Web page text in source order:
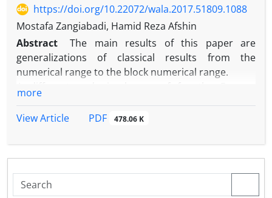
https://doi.org/10.22072/wala.2017.51809.1088
Mostafa Zangiabadi, Hamid Reza Afshin
Abstract
The main results of this paper are
generalizations of classical results from the
numerical range to the block numerical range.
an irreducible nonnegative matrix is given.
theorem on the block numerical range are
extended.
more
View Article
PDF 478.06 K